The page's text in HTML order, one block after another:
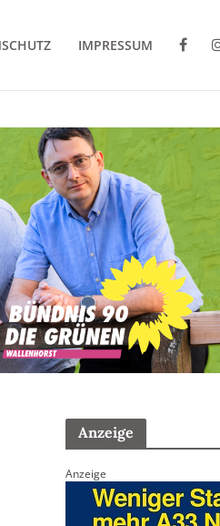
IMPRESSUM
Anzeige
Anzeige